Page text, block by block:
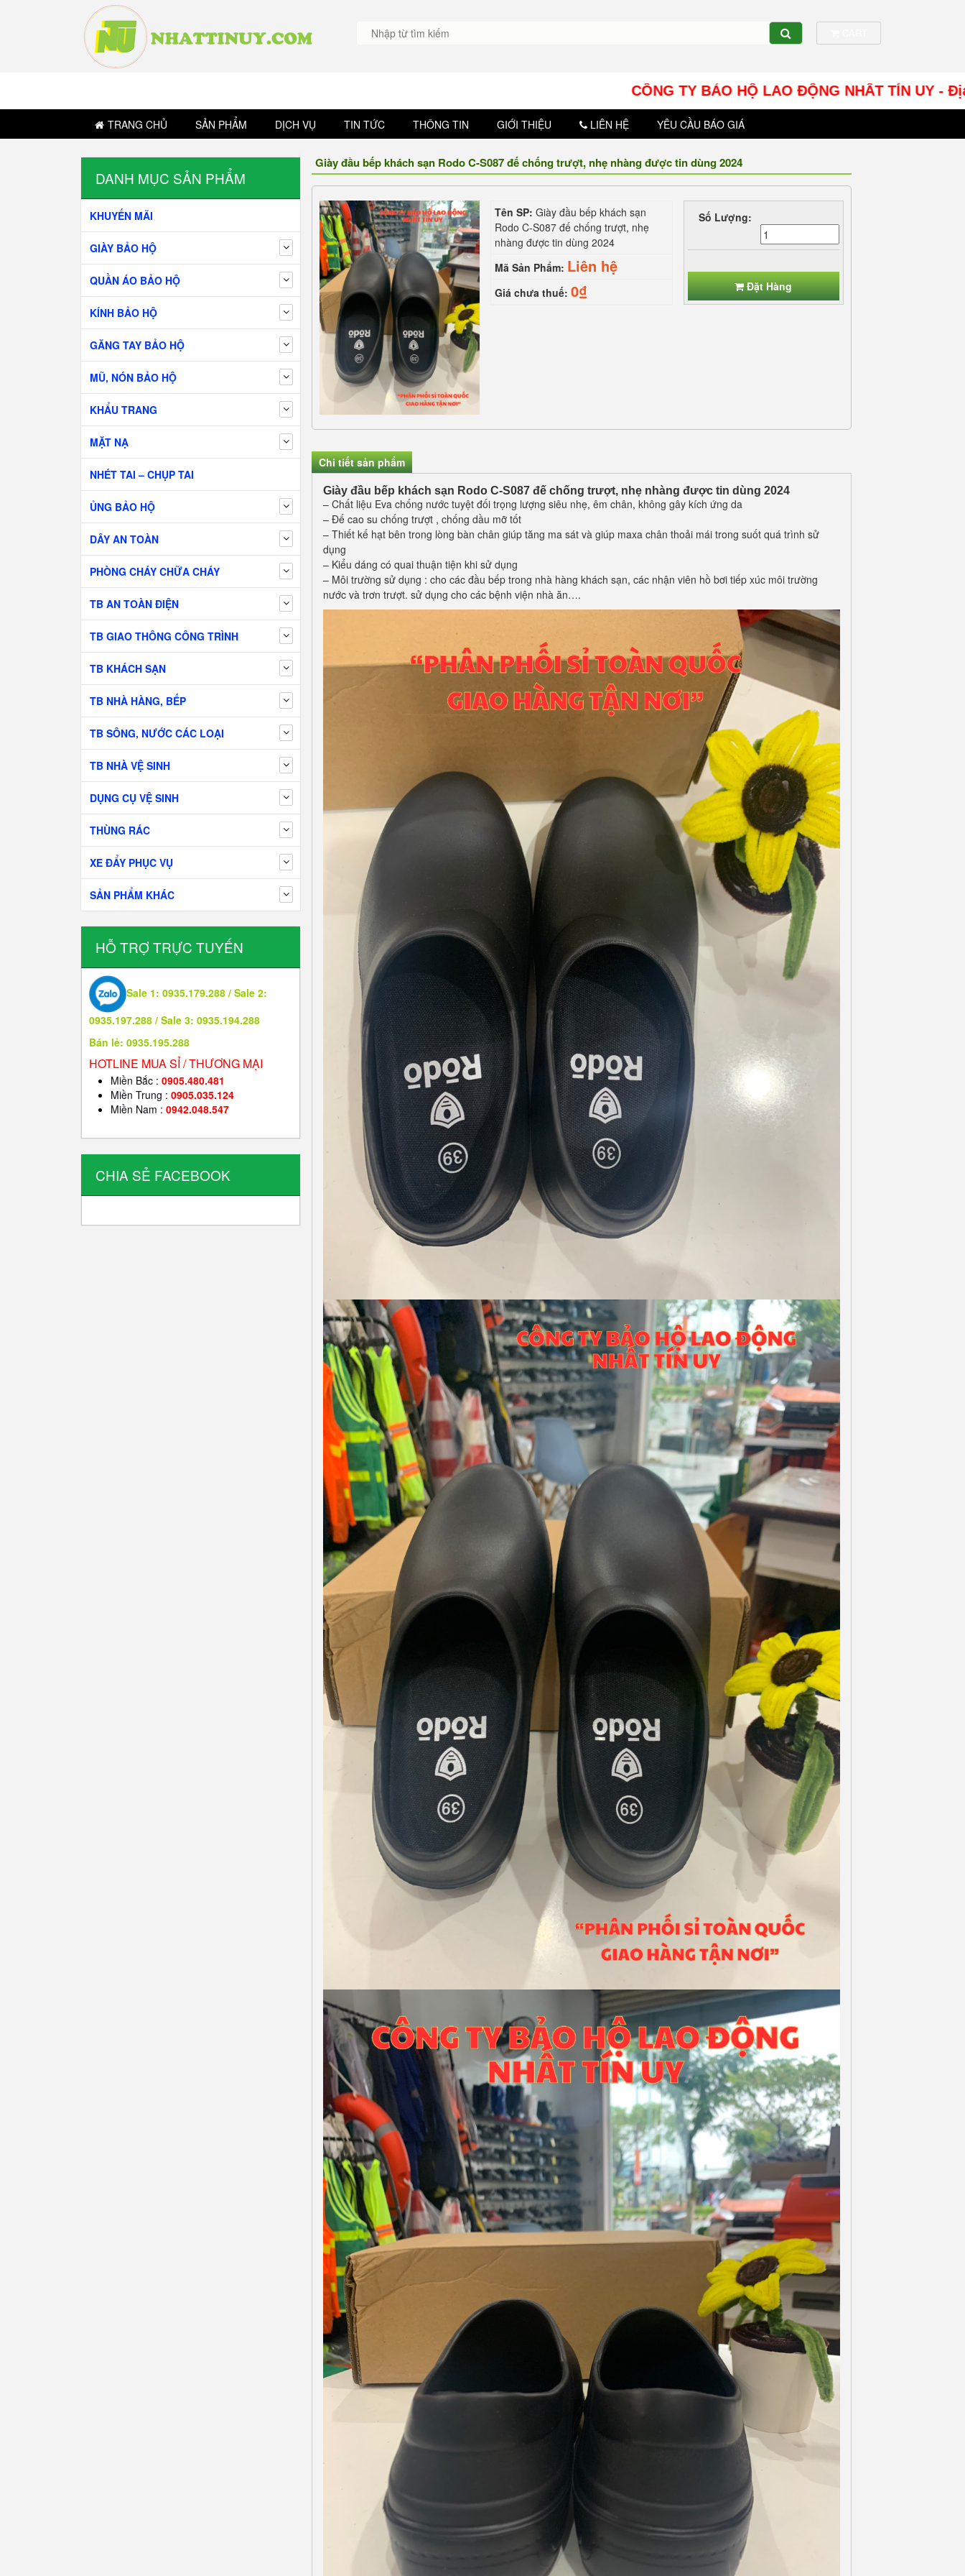
CÔNG TY BẢO HỘ LAO ĐỘNG NHÂT TÍN UY - Địa chỉ: Số
TRANG CHỦ SẢN PHẨM DỊCH VỤ TIN TỨC THÔNG TIN GIỚI THIỆU LIÊN HỆ YÊU CẦU BÁO GIÁ
DANH MỤC SẢN PHẨM
KHUYẾN MÃI
GIÀY BẢO HỘ
QUẦN ÁO BẢO HỘ
KÍNH BẢO HỘ
GĂNG TAY BẢO HỘ
MŨ, NÓN BẢO HỘ
KHẨU TRANG
MẶT NẠ
NHÉT TAI – CHỤP TAI
ỦNG BẢO HỘ
DÂY AN TOÀN
PHÒNG CHÁY CHỮA CHÁY
TB AN TOÀN ĐIỆN
TB GIAO THÔNG CÔNG TRÌNH
TB KHÁCH SẠN
TB NHÀ HÀNG, BẾP
TB SÔNG, NƯỚC CÁC LOẠI
TB NHÀ VỆ SINH
DỤNG CỤ VỆ SINH
THÙNG RÁC
XE ĐẨY PHỤC VỤ
SẢN PHẨM KHÁC
HỖ TRỢ TRỰC TUYẾN
Sale 1: 0935.179.288 / Sale 2:
0935.197.288 / Sale 3: 0935.194.288
Bán lẻ: 0935.195.288
HOTLINE MUA SỈ / THƯƠNG MẠI
Miền Bắc : 0905.480.481
Miền Trung : 0905.035.124
Miền Nam : 0942.048.547
CHIA SẺ FACEBOOK
Giày đầu bếp khách sạn Rodo C-S087 đế chống trượt, nhẹ nhàng được tin dùng 2024
Tên SP:Giày đầu bếp khách sạn
Rodo C-S087 đế chống trượt, nhẹ
nhàng được tin dùng 2024
Mã Sản Phẩm: Liên hệ
Giá chưa thuế:0₫
Số Lượng:
Đặt Hàng
Chi tiết sản phẩm
Giày đầu bếp khách sạn Rodo C-S087 đế chống trượt, nhẹ nhàng được tin dùng 2024
– Chất liệu Eva chống nước tuyệt đối trọng lượng siêu nhẹ, êm chân, không gây kích ứng da
– Đế cao su chống trượt , chống dầu mỡ tốt
– Thiết kế hạt bên trong lòng bàn chân giúp tăng ma sát và giúp maxa chân thoải mái trong suốt quá trình sử
dụng
– Kiểu dáng có quai thuận tiện khi sử dụng
– Môi trường sử dụng : cho các đầu bếp trong nhà hàng khách sạn, các nhận viên hồ bơi tiếp xúc môi trường
nước và trơn trượt. sử dụng cho các bệnh viện nhà ăn….